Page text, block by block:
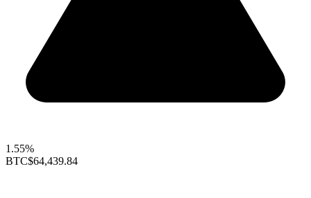
1.55%
BTC$64,439.84